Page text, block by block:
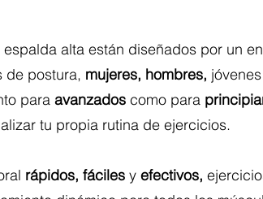
alta están diseñados por un
de postura, mujeres, hombres,
para avanzadoscomo para
tu propia rutina de ejercicios.
rápidos, fácilesy efectivos,